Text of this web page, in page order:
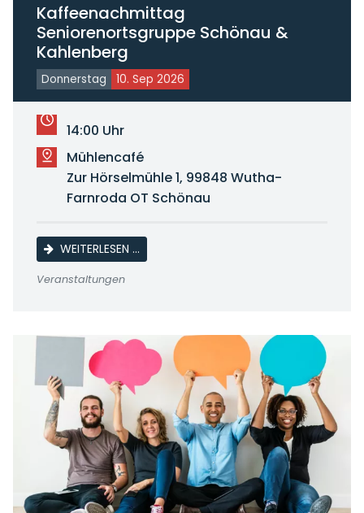
Kaffeenachmittag
Seniorenortsgruppe Schönau &
Kahlenberg
Donnerstag 10. Sep 2026
14:00 Uhr
Mühlencafé
Zur Hörselmühle 1, 99848 Wutha-
Farnroda OT Schönau
WEITERLESEN …KAFFEENACHMITTAG
Veranstaltungen